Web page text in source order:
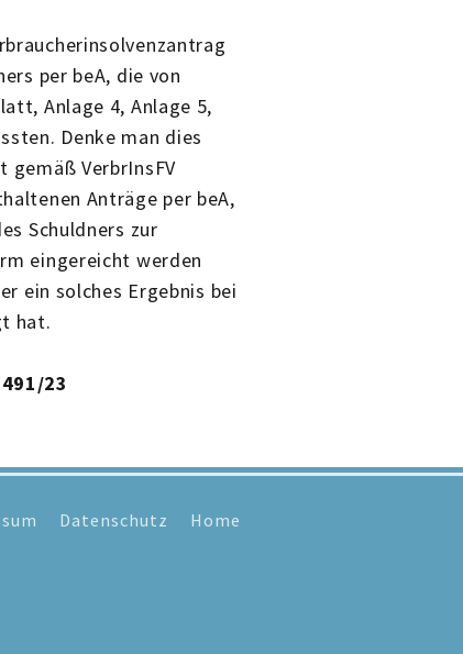
per beA, die von
Anlage 4, Anlage 5,
Denke man dies
VerbrInsFV
Anträge per beA,
Schuldners zur
eingereicht werden
ein solches Ergebnis bei
hat.
23
Datenschutz Home